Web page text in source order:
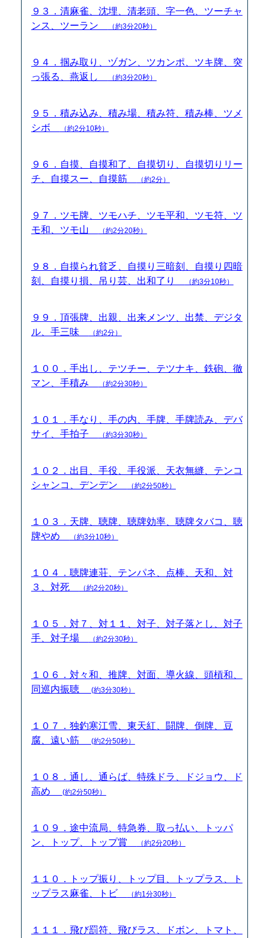
９３．清麻雀、沈埋、清老頭、字一色、ツーチャ
ンス、ツーラン
（約3分20秒）
９４．掴み取り、ヅガン、ツカンポ、ツキ牌、突
っ張る、燕返し
（約3分20秒）
９５．積み込み、積み場、積み符、積み棒、ツメ
シボ
（約2分10秒）
９６．自摸、自摸和了、自摸切り、自摸切りリー
チ、自摸スー、自摸筋
（約2分）
９７．ツモ牌、ツモハチ、ツモ平和、ツモ符、ツ
モ和、ツモ山
（約2分20秒）
９８．自摸られ貧乏、自摸り三暗刻、自摸り四暗
刻、自摸り損、吊り芸、出和了り
（約3分10秒）
９９．頂張牌、出親、出来メンツ、出禁、デジタ
ル、手三味
（約2分）
１００．手出し、テツチー、テツナキ、鉄砲、徹
マン、手積み
（約2分30秒）
１０１．手なり、手の内、手牌、手牌読み、デバ
サイ、手拍子
（約3分30秒）
１０２．出目、手役、手役派、天衣無縫、テンコ
シャンコ、デンデン
（約2分50秒）
１０３．天牌、聴牌、聴牌効率、聴牌タバコ、聴
牌やめ
（約3分10秒）
１０４．聴牌連荘、テンパネ、点棒、天和、対
３、対死
（約2分20秒）
１０５．対７、対１１、対子、対子落とし、対子
手、対子場
（約2分30秒）
１０６．対々和、推牌、対面、導火線、頭槓和、
同巡内振聴
(約3分30秒）
１０７．独釣寒江雪、東天紅、闘牌、倒牌、豆
腐、遠い筋
(約2分50秒）
１０８．通し、通らば、特殊ドラ、ドジョウ、ド
高め
(約2分50秒）
１０９．途中流局、特急券、取っ払い、トッパ
ン、トップ、トップ賞
（約2分20秒）
１１０．トップ振り、トップ目、トップラス、ト
ップラス麻雀、トビ
（約1分30秒）
１１１．飛び罰符、飛びラス、ドボン、トマト、